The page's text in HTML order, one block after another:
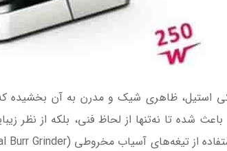
استیل، ظاهری شیک و مدرن به آن بخشیده که
شده تا نه‌تنها از لحاظ فنی، بلکه از نظر